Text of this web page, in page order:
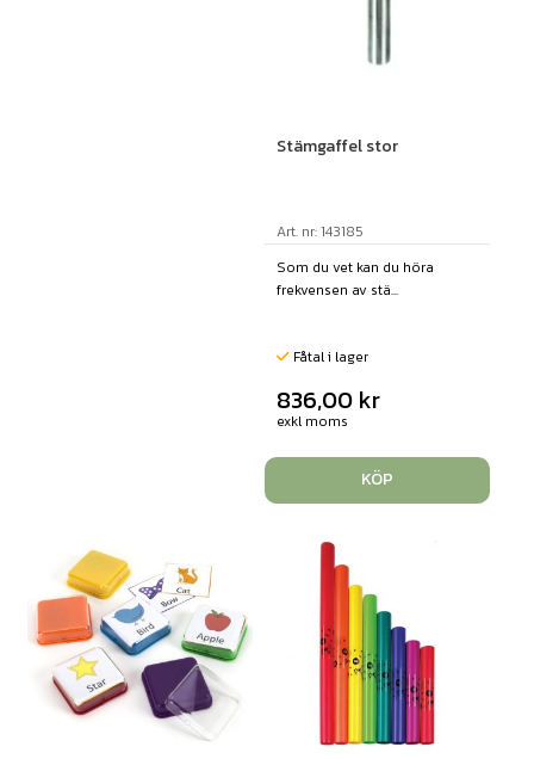
Stämgaffel stor
Art. nr: 143185
Som du vet kan du höra
frekvensen av stä...
Fåtal i lager
836,00 kr
exkl moms
KÖP